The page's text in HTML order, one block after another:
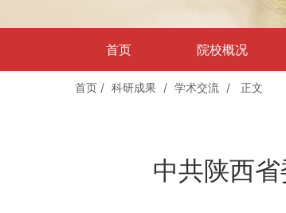
首页 院校概况
首页 / 科研成果 / 学术交流 / 正文
中共陕西